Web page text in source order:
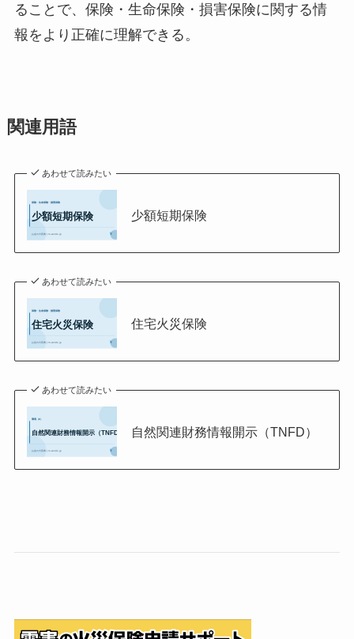
ることで、保険・生命保険・損害保険に関する情
報をより正確に理解できる。
関連用語
あわせて読みたい
少額短期保険
あわせて読みたい
住宅火災保険
あわせて読みたい
自然関連財務情報開示（TNFD）